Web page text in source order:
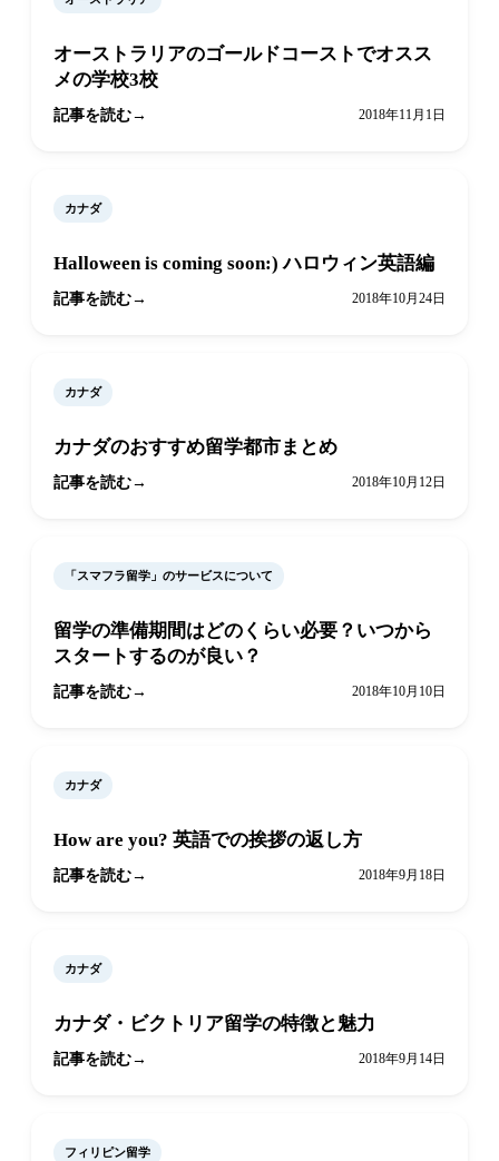
オーストラリアのゴールドコーストでオスス
メの学校3校
記事を読む 2018年11月1日
カナダ
Halloween is coming soon:) ハロウィン英語編
記事を読む 2018年10月24日
カナダ
カナダのおすすめ留学都市まとめ
記事を読む 2018年10月12日
「スマフラ留学」のサービスについて
留学の準備期間はどのくらい必要？いつから
スタートするのが良い？
記事を読む 2018年10月10日
カナダ
How are you? 英語での挨拶の返し方
記事を読む 2018年9月18日
カナダ
カナダ・ビクトリア留学の特徴と魅力
記事を読む 2018年9月14日
フィリピン留学